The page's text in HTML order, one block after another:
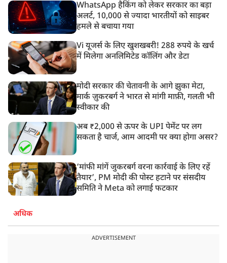
WhatsApp हैकिंग को लेकर सरकार का बड़ा
अलर्ट, 10,000 से ज्यादा भारतीयों को साइबर
हमले से बचाया गया
Vi यूजर्स के लिए खुशखबरी! 288 रुपये के खर्च
में मिलेगा अनलिमिटेड कॉलिंग और डेटा
मोदी सरकार की चेतावनी के आगे झुका मेटा,
मार्क ज़ुकरबर्ग ने भारत से मांगी माफ़ी, गलती भी
स्वीकार की
अब ₹2,000 से ऊपर के UPI पेमेंट पर लग
सकता है चार्ज, आम आदमी पर क्या होगा असर?
‘मांफी मांगें जुकरबर्ग वरना कार्रवाई के लिए रहें
तैयार’, PM मोदी की पोस्ट हटाने पर संसदीय
समिति ने Meta को लगाई फटकार
अधिक
ADVERTISEMENT